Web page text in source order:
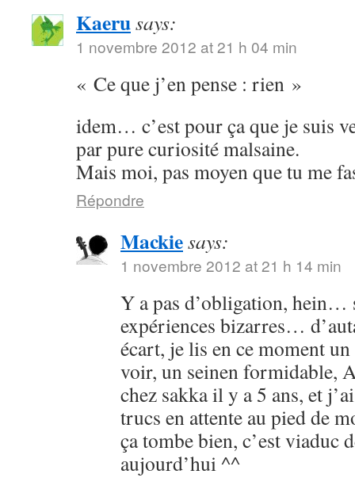
Kaerusays:
1 novembre 2012 at 21 h 04 min
« Ce que j’en pense : rien »
idem… c’est pour ça que je suis
par pure curiosité malsaine.
Mais moi, pas moyen que tu me
Répondre
Mackiesays:
1 novembre 2012 at 21 h 14 min
Y a pas d’obligation, hein…
expériences bizarres…
écart, je lis en ce moment
voir, un seinen formidable,
chez sakka il y a 5 ans, et
trucs en attente au pied de
ça tombe bien, c’est viaduc
aujourd’hui ^^